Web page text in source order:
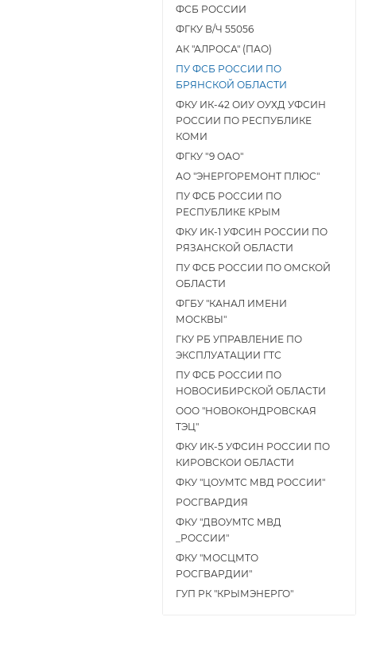
ФСБ РОССИИ
ФГКУ В/Ч 55056
АК "АЛРОСА" (ПАО)
ПУ ФСБ РОССИИ ПО
БРЯНСКОЙ ОБЛАСТИ
ФКУ ИК-42 ОИУ ОУХД УФСИН
РОССИИ ПО РЕСПУБЛИКЕ
КОМИ
ФГКУ "9 ОАО"
АО "ЭНЕРГОРЕМОНТ ПЛЮС"
ПУ ФСБ РОССИИ ПО
РЕСПУБЛИКЕ КРЫМ
ФКУ ИК-1 УФСИН РОССИИ ПО
РЯЗАНСКОЙ ОБЛАСТИ
ПУ ФСБ РОССИИ ПО ОМСКОЙ
ОБЛАСТИ
ФГБУ "КАНАЛ ИМЕНИ
МОСКВЫ"
ГКУ РБ УПРАВЛЕНИЕ ПО
ЭКСПЛУАТАЦИИ ГТС
ПУ ФСБ РОССИИ ПО
НОВОСИБИРСКОЙ ОБЛАСТИ
ООО "НОВОКОНДРОВСКАЯ
ТЭЦ"
ФКУ ИК-5 УФСИН РОССИИ ПО
КИРОВСКОИ ОБЛАСТИ
ФКУ "ЦОУМТС МВД РОССИИ"
РОСГВАРДИЯ
ФКУ "ДВОУМТС МВД
_РОССИИ"
ФКУ "МОСЦМТО
РОСГВАРДИИ"
ГУП РК "КРЫМЭНЕРГО"